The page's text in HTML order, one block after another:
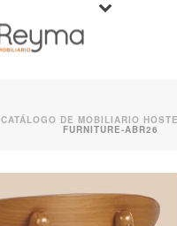
CATÁLOGO DE MOBILIARIO
FURNITURE-ABR26